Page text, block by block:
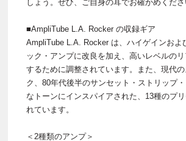
しょう。ぜひ、ご自身の耳でお確かめくださ
■AmpliTube L.A. Rocker の収録ギア
AmpliTube L.A. Rocker は、ハイゲインおよ
ック・アンプに改良を加え、高いレベルの
するために調整されています。また、現代
ク、80年代後半のサンセット・ストリップ
なトーンにインスパイアされた、13種のプ
れています。
＜2種類のアンプ＞